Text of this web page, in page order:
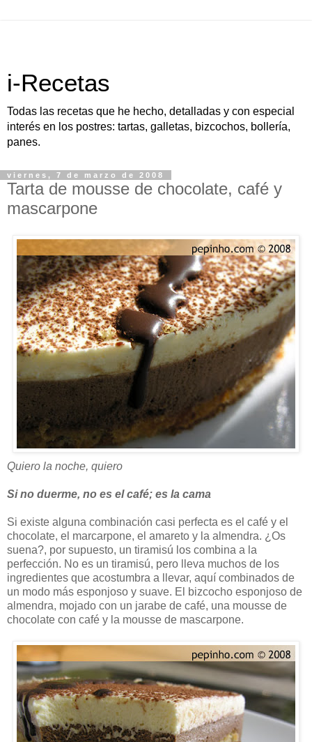
i-Recetas
Todas las recetas que he hecho, detalladas y con especial
interés en los postres: tartas, galletas, bizcochos, bollería,
panes.
viernes, 7 de marzo de 2008
Tarta de mousse de chocolate, café y
mascarpone
Quiero la noche, quiero
Si no duerme, no es el café; es la cama
Si existe alguna combinación casi perfecta es el café y el
chocolate, el marcarpone, el amareto y la almendra. ¿Os
suena?, por supuesto, un tiramisú los combina a la
perfección. No es un tiramisú, pero lleva muchos de los
ingredientes que acostumbra a llevar, aquí combinados de
un modo más esponjoso y suave. El bizcocho esponjoso de
almendra, mojado con un jarabe de café, una mousse de
chocolate con café y la mousse de mascarpone.